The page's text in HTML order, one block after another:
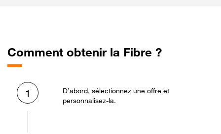
Comment obtenir la Fibre ?
1
D’abord, sélectionnez une offre et
personnalisez-la.